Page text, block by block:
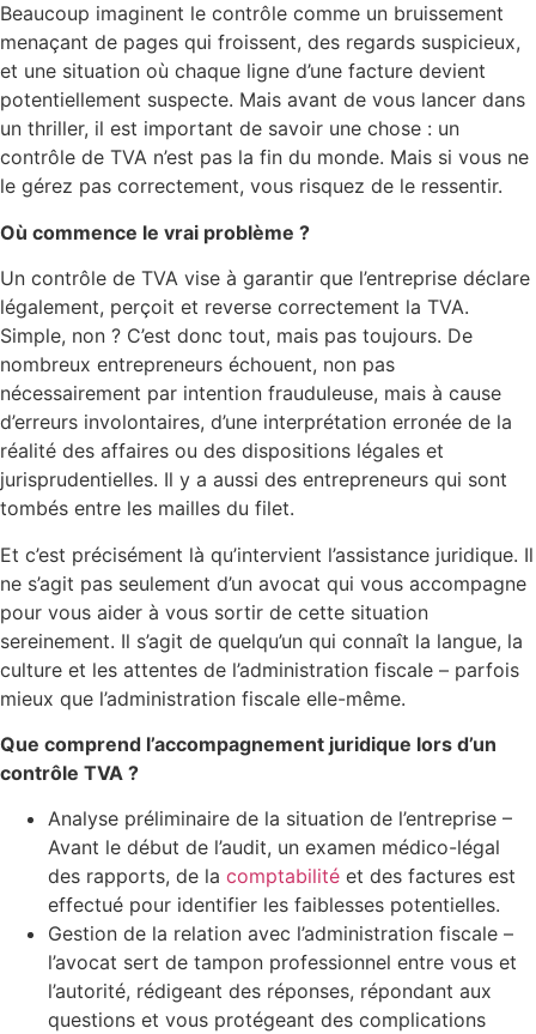
Beaucoup imaginent le contrôle comme un bruissement
menaçant de pages qui froissent, des regards suspicieux,
et une situation où chaque ligne d’une facture devient
potentiellement suspecte. Mais avant de vous lancer dans
un thriller, il est important de savoir une chose : un
contrôle de TVA n’est pas la fin du monde. Mais si vous ne
le gérez pas correctement, vous risquez de le ressentir.
Où commence le vrai problème ?
Un contrôle de TVA vise à garantir que l’entreprise déclare
légalement, perçoit et reverse correctement la TVA.
Simple, non ? C’est donc tout, mais pas toujours. De
nombreux entrepreneurs échouent, non pas
nécessairement par intention frauduleuse, mais à cause
d’erreurs involontaires, d’une interprétation erronée de la
réalité des affaires ou des dispositions légales et
jurisprudentielles. Il y a aussi des entrepreneurs qui sont
tombés entre les mailles du filet.
Et c’est précisément là qu’intervient l’assistance juridique. Il
ne s’agit pas seulement d’un avocat qui vous accompagne
pour vous aider à vous sortir de cette situation
sereinement. Il s’agit de quelqu’un qui connaît la langue, la
culture et les attentes de l’administration fiscale – parfois
mieux que l’administration fiscale elle-même.
Que comprend l’accompagnement juridique lors d’un
contrôle TVA ?
Analyse préliminaire de la situation de l’entreprise –
Avant le début de l’audit, un examen médico-légal
des rapports, de la comptabilité et des factures est
effectué pour identifier les faiblesses potentielles.
Gestion de la relation avec l’administration fiscale –
l’avocat sert de tampon professionnel entre vous et
l’autorité, rédigeant des réponses, répondant aux
questions et vous protégeant des complications